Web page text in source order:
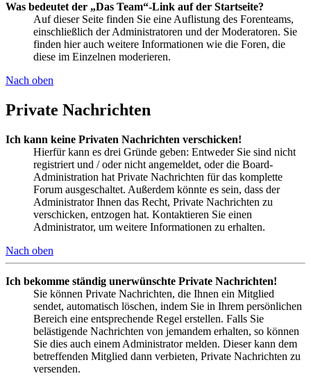
Was bedeutet der „Das Team“-Link auf der Startseite?
Auf dieser Seite finden Sie eine Auflistung des Forenteams,
einschließlich der Administratoren und der Moderatoren. Sie
finden hier auch weitere Informationen wie die Foren, die
diese im Einzelnen moderieren.
Nach oben
Private Nachrichten
Ich kann keine Privaten Nachrichten verschicken!
Hierfür kann es drei Gründe geben: Entweder Sie sind nicht
registriert und / oder nicht angemeldet, oder die Board-
Administration hat Private Nachrichten für das komplette
Forum ausgeschaltet. Außerdem könnte es sein, dass der
Administrator Ihnen das Recht, Private Nachrichten zu
verschicken, entzogen hat. Kontaktieren Sie einen
Administrator, um weitere Informationen zu erhalten.
Nach oben
Ich bekomme ständig unerwünschte Private Nachrichten!
Sie können Private Nachrichten, die Ihnen ein Mitglied
sendet, automatisch löschen, indem Sie in Ihrem persönlichen
Bereich eine entsprechende Regel erstellen. Falls Sie
belästigende Nachrichten von jemandem erhalten, so können
Sie dies auch einem Administrator melden. Dieser kann dem
betreffenden Mitglied dann verbieten, Private Nachrichten zu
versenden.